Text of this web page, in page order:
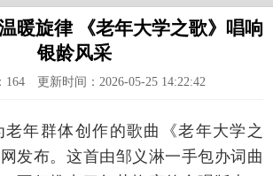
暖旋律 《老年大学之歌》唱响
银龄风采
164更新时间：2026-05-25 14:22:42
年群体创作的歌曲《老年大学之
发布。这首由邹义淋一手包办词曲